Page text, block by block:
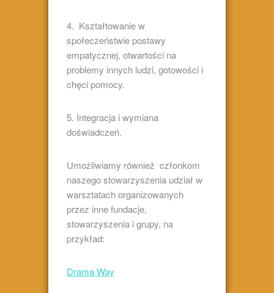
4. Kształtowanie w
społeczeństwie postawy
empatycznej, otwartości na
problemy innych ludzi, gotowości i
chęci pomocy.
5. Integracja i wymiana
doświadczeń.
Umożliwiamy również członkom
naszego stowarzyszenia udział w
warsztatach organizowanych
przez inne fundacje,
stowarzyszenia i grupy, na
przykład:
Drama Way